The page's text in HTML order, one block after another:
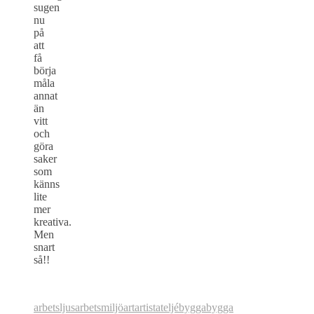
sugen
nu
på
att
få
börja
måla
annat
än
vitt
och
göra
saker
som
känns
lite
mer
kreativa.
Men
snart
så!!
arbetsljusarbetsmiljöartartistateljébyggabygga